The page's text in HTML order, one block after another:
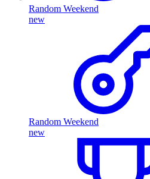
Random Weekend
new
Random Weekend
new